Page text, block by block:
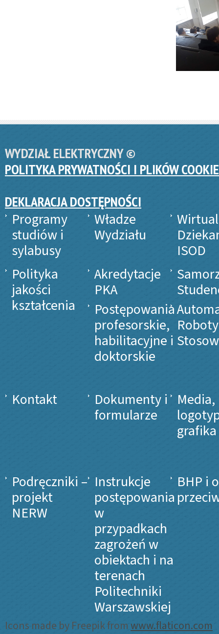
WYDZIAŁ ELEKTRYCZNY ©
POLITYKA PRYWATNOŚCI I PLIKÓW
DEKLARACJA DOSTĘPNOŚCI
Programy
studiów i
sylabusy
Władze
Wydziału
ISOD
Polityka
jakości
kształcenia
Akredytacje
PKA
Postępowania
profesorskie,
habilitacyjne i
doktorskie
Kontakt
Dokumenty i
formularze
Media,
grafika
Podręczniki –
projekt
NERW
Instrukcje
postępowania
w
przypadkach
zagrożeń w
obiektach i na
terenach
Politechniki
Warszawskiej
BHP i
Icons made by Freepik fromwww.flaticon.com